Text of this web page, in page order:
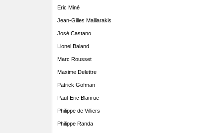
Eric Miné
Jean-Gilles Malliarakis
José Castano
Lionel Baland
Marc Rousset
Maxime Delettre
Patrick Gofman
Paul-Eric Blanrue
Philippe de Villiers
Philippe Randa